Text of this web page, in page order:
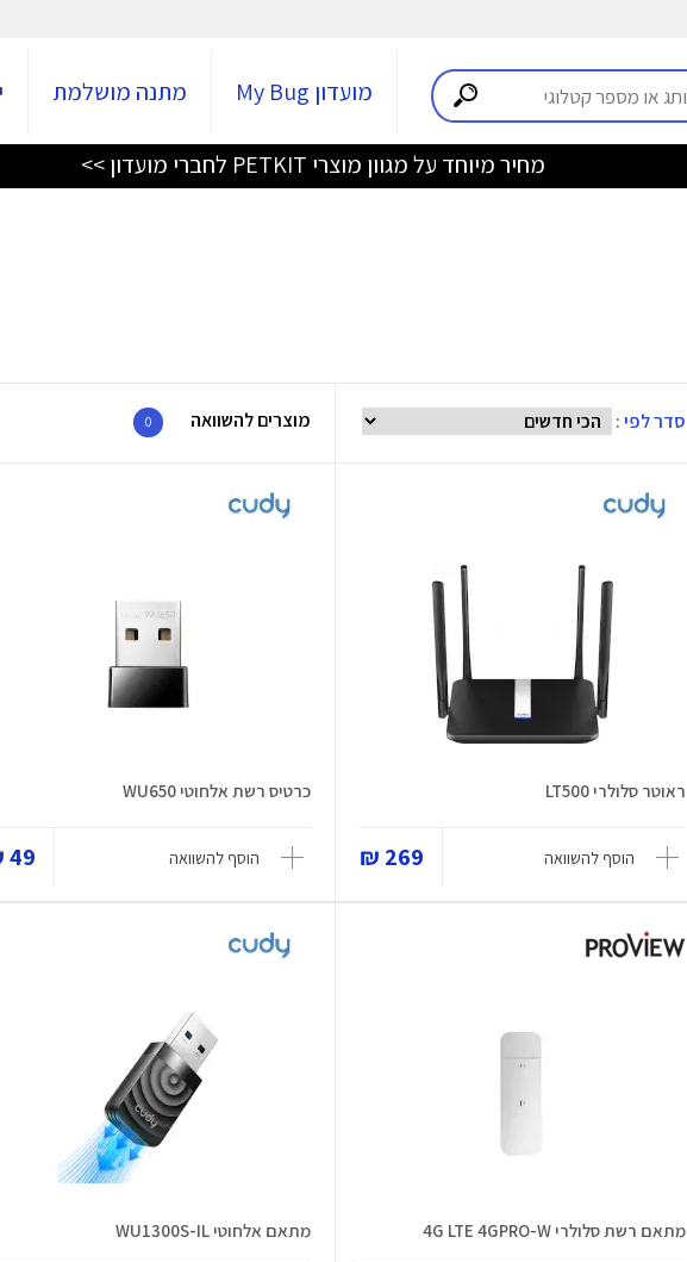
מועדון My Bug מתנה מושלמת
מחיר מיוחד על מגוון מוצרי PETKIT לחברי מועדון >>
סדר לפי : מוצרים להשוואה 0
ראוטר סלולרי LT500
הוסף להשוואה 269 ₪
כרטיס רשת אלחוטי WU650
הוסף להשוואה 49 ₪
מתאם רשת סלולרי 4G LTE 4GPRO-W מתאם אלחוטי WU1300S-IL